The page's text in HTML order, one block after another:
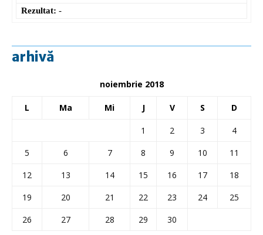
Rezultat: -
arhivă
noiembrie 2018
L Ma Mi J V S D
1 2 3
4
5
6 7 8 9 10
11
12
13 14 15 16 17
18
19
20 21 22 23 24
25
26
27 28 29 30